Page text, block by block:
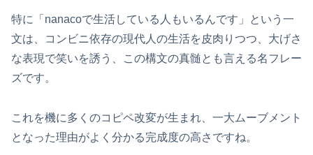
特に「nanacoで生活している人もいるんです」という一
文は、コンビニ依存の現代人の生活を皮肉りつつ、大げさ
な表現で笑いを誘う、この構文の真髄とも言える名フレー
ズです。
これを機に多くのコピペ改変が生まれ、一大ムーブメント
となった理由がよく分かる完成度の高さですね。